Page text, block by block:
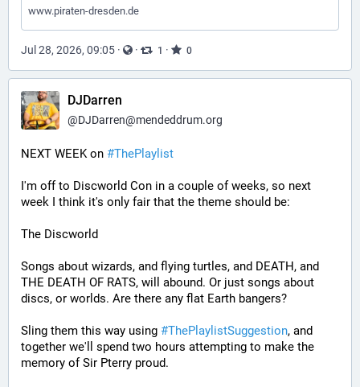
www.piraten-dresden.de
Jul 28, 2026, 09:05 · · 1 · 0
DJDarren
@DJDarren@mendeddrum.org
NEXT WEEK on #ThePlaylist
I'm off to Discworld Con in a couple of weeks, so next
week I think it's only fair that the theme should be:
The Discworld
Songs about wizards, and flying turtles, and DEATH, and
THE DEATH OF RATS, will abound. Or just songs about
discs, or worlds. Are there any flat Earth bangers?
Sling them this way using #ThePlaylistSuggestion, and
together we'll spend two hours attempting to make the
memory of Sir Pterry proud.